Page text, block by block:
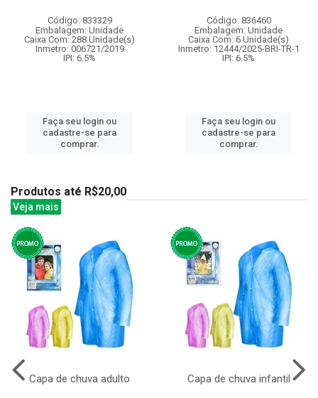
Código: 833329
Embalagem: Unidade
Caixa Com: 288 Unidade(s)
Inmetro: 006721/2019
IPI: 6.5%
Faça seu login ou
cadastre-se para
comprar.
Código: 836460
Embalagem: Unidade
Caixa Com: 6 Unidade(s)
Inmetro: 12444/2025-BRI-TR-1
IPI: 6.5%
Faça seu login ou
cadastre-se para
comprar.
Produtos até R$20,00
Veja mais
Capa de chuva adulto Capa de chuva infantil